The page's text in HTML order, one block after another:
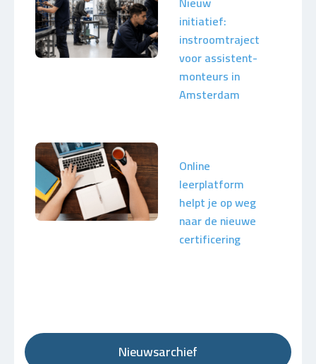
initiatief:
instroomtraject
voor assistent-
monteurs in
Amsterdam
Online
leerplatform
helpt je op weg
naar de nieuwe
certificering
Nieuwsarchief